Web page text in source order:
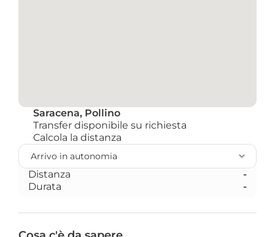
Saracena, Pollino
Transfer disponibile su richiesta
Calcola la distanza
Distanza
-
Durata
-